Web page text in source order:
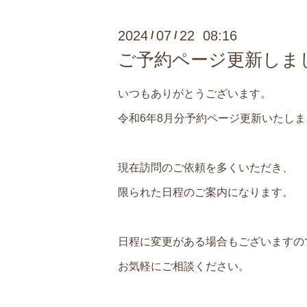
2024 /07 / 22 08:16
ご予約ページ更新しま
いつもありがとうございます。
令和6年8月分予約ページ更新いたしま
現在訪問のご依頼を多くいただき、
限られた日程のご案内になります。
日程に変更がある場合もございますの
お気軽にご相談ください。